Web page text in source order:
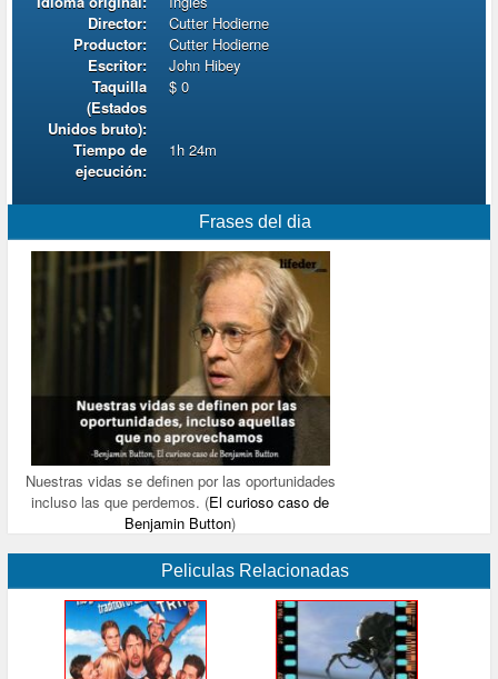
Director:
Cutter Hodierne
Productor:
Cutter Hodierne
Escritor:
John Hibey
Taquilla
(Estados
Unidos bruto):
$ 0
Tiempo de
ejecución:
1h 24m
Frases del dia
Nuestras vidas se definen por las oportunidades
incluso las que perdemos. (El curioso caso de
Benjamin Button)
Peliculas Relacionadas